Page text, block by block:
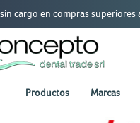
cargo en compras
Productos Marcas